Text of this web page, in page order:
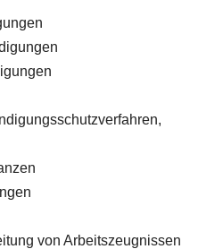
von Arbeitszeugnissen